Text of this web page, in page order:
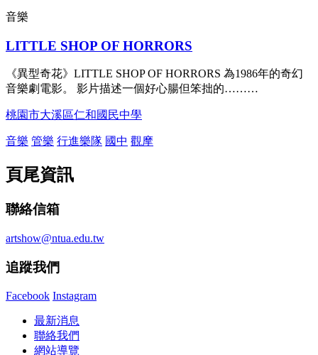
音樂
LITTLE SHOP OF HORRORS
《異型奇花》LITTLE SHOP OF HORRORS 為1986年的奇幻
音樂劇電影。 影片描述一個好心腸但笨拙的………
桃園市大溪區仁和國民中學
音樂 管樂 行進樂隊 國中 觀摩
頁尾資訊
聯絡信箱
artshow@ntua.edu.tw
追蹤我們
Facebook Instagram
最新消息
聯絡我們
網站導覽